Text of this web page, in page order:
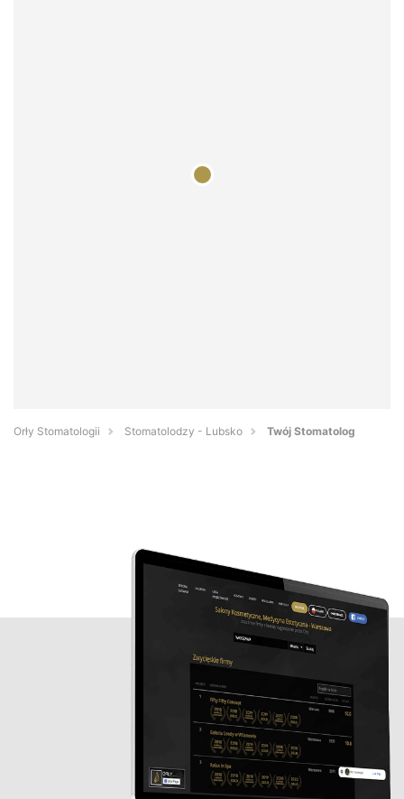
Orły Stomatologii Stomatolodzy - Lubsko Twój Stomatolog